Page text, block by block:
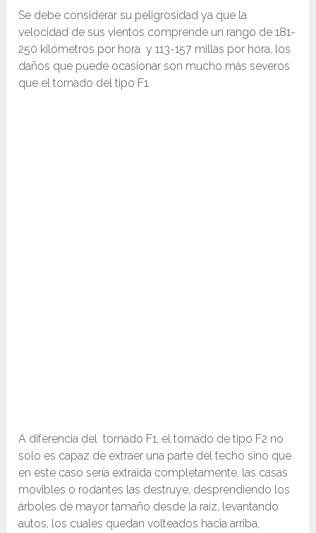
Se debe considerar su peligrosidad ya que la
velocidad de sus vientos comprende un rango de 181-
250 kilómetros por hora y 113-157 millas por hora, los
daños que puede ocasionar son mucho más severos
que el tornado del tipo F1.
A diferencia del tornado F1, el tornado de tipo F2 no
solo es capaz de extraer una parte del techo sino que
en este caso sería extraída completamente, las casas
movibles o rodantes las destruye, desprendiendo los
árboles de mayor tamaño desde la raíz, levantando
autos, los cuales quedan volteados hacia arriba,